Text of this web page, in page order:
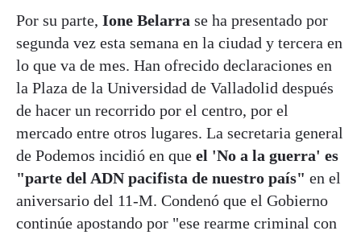
Por su parte, Ione Belarra se ha presentado por
segunda vez esta semana en la ciudad y tercera en
lo que va de mes. Han ofrecido declaraciones en
la Plaza de la Universidad de Valladolid después
de hacer un recorrido por el centro, por el
mercado entre otros lugares. La secretaria general
de Podemos incidió en que el 'No a la guerra' es
"parte del ADN pacifista de nuestro país" en el
aniversario del 11-M. Condenó que el Gobierno
continúe apostando por "ese rearme criminal con